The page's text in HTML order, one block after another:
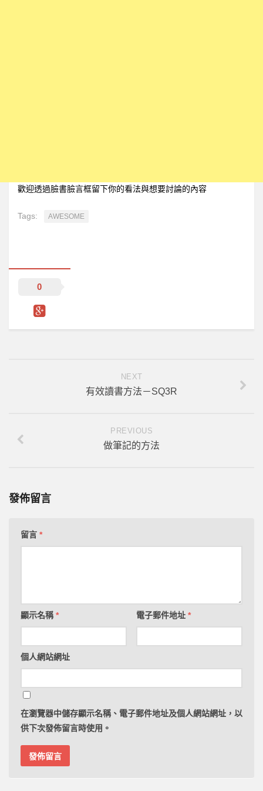
歡迎透過臉書臉言框留下你的看法與想要討論的內容
Tags: AWESOME
0
NEXT
有效讀書方法－SQ3R
PREVIOUS
做筆記的方法
發佈留言
留言 *
顯示名稱* 電子郵件地址 *
個人網站網址
在瀏覽器中儲存顯示名稱、電子郵件地址及個人網站網址，以
供下次發佈留言時使用。